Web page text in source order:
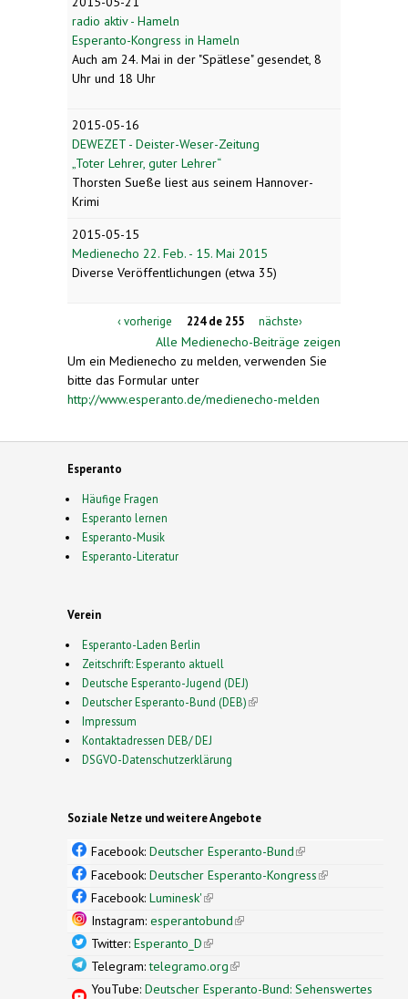
radio aktiv - Hameln
Esperanto-Kongress in Hameln
Auch am 24. Mai in der "Spätlese" gesendet, 8
Uhr und 18 Uhr
2015-05-16
DEWEZET - Deister-Weser-Zeitung
„Toter Lehrer, guter Lehrer“
Thorsten Sueße liest aus seinem Hannover-
Krimi
2015-05-15
Medienecho 22. Feb. - 15. Mai 2015
Diverse Veröffentlichungen (etwa 35)
‹ vorherige 224 de 255 nächste›
Alle Medienecho-Beiträge zeigen
Um ein Medienecho zu melden, verwenden Sie
bitte das Formular unter
http://www.esperanto.de/medienecho-melden
Esperanto
Häufige Fragen
Esperanto lernen
Esperanto-Musik
Esperanto-Literatur
Verein
Esperanto-Laden Berlin
Zeitschrift: Esperanto aktuell
Deutsche Esperanto-Jugend (DEJ)
Deutscher Esperanto-Bund (DEB)(link is external)
Impressum
Kontaktadressen DEB/ DEJ
DSGVO-Datenschutzerklärung
Soziale Netze und weitere Angebote
Facebook: Deutscher Esperanto-Bund(link is
external)
Facebook: Deutscher Esperanto-Kongress(link is
Facebook: Luminesk'(link is external)
Instagram: esperantobund(link is external)
Twitter: Esperanto_D(link is external)
Telegram:telegramo.org(link is external)
YouTube: Deutscher Esperanto-Bund: Sehenswertes